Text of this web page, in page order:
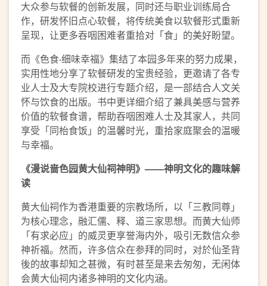
大众参与软餐的创新发展，同时还与职业训练局合
作，研发怀旧点心软餐，将传统美食以软餐形式重新
呈现，让更多吞咽困难者重拾对「食」的美好盼望。
而《色食‧细味幸福》集结了本园多年来的努力成果，
实用性地分享了软餐研发的宝贵经验，更邀请了各专
业人士及大专院校进行专题介绍，是一部结合人文关
怀与饮食的出版。书中更详细介绍了兼具美感与营养
价值的软餐食谱，帮助吞咽困难人士及其家人，共同
享受「同枱食饭」的温馨时光，重拾家庭聚会的温暖
与幸福。
《漫说啬色园黄大仙祠神明》——神明文化的趣味解
读
黄大仙祠作为香港重要的宗教场所，以「三教同尊」
为核心理念，融汇儒、释、道三家思想。而黄大仙师
「有求必应」的威灵更享誉海内外，吸引无数信众参
神祈福。然而，许多信众在参拜的同时，对於仙圣背
後的故事却知之甚微，有时甚至是来去匆匆，无闲体
会黄大仙祠内诸多神明的文化内涵。